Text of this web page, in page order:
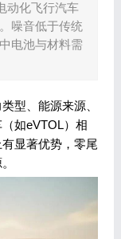
动化飞行汽车
噪音低于传统
电池与材料需
型、能源来源、
如eVTOL）相
显著优势，零尾